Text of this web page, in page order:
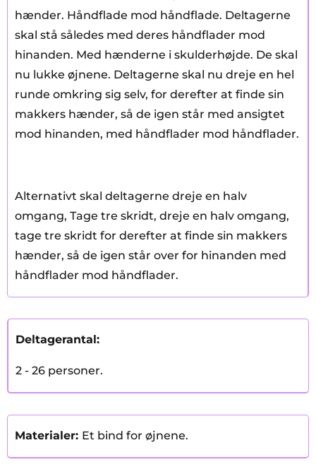
hænder. Håndflade mod håndflade. Deltagerne
skal stå således med deres håndflader mod
hinanden. Med hænderne i skulderhøjde. De skal
nu lukke øjnene. Deltagerne skal nu dreje en hel
runde omkring sig selv, for derefter at finde sin
makkers hænder, så de igen står med ansigtet
mod hinanden, med håndflader mod håndflader.
Alternativt skal deltagerne dreje en halv
omgang, Tage tre skridt, dreje en halv omgang,
tage tre skridt for derefter at finde sin makkers
hænder, så de igen står over for hinanden med
håndflader mod håndflader.
Deltagerantal:
2 - 26 personer.
Materialer: Et bind for øjnene.